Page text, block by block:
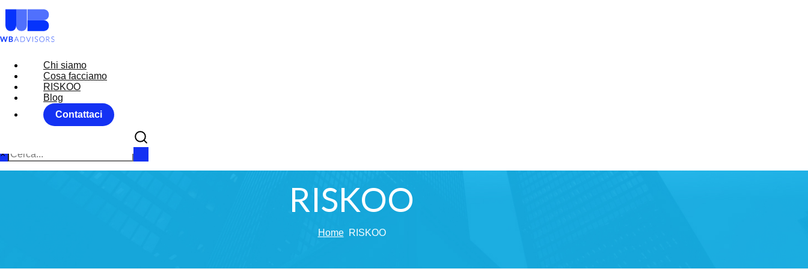
Chi siamo
Cosa facciamo
RISKOO
Blog
Contattaci
Chi siamo
Cosa facciamo
RISKOO
Blog
Contattaci
×
RISKOO
Home RISKOO